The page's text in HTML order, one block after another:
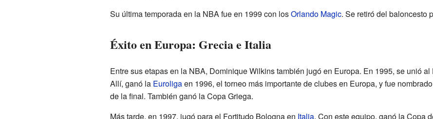
Su última temporada en la NBA fue en 1999 con losOrlando Magic. Se retiró del baloncesto
Éxito en Europa: Grecia e Italia
Entre sus etapas en la NBA, Dominique Wilkins también jugó en Europa. En 1995, se unió
Allí, ganó la Euroligaen 1996, el torneo más importante de clubes en Europa, y fue
de la final. También ganó la Copa Griega.
Más tarde, en 1997, jugó para el Fortitudo Bologna en Italia. Con este equipo, ganó la Copa